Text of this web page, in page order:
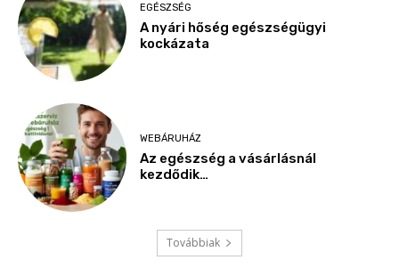
EGÉSZSÉG
A nyári hőség egészségügyi
kockázata
WEBÁRUHÁZ
Az egészség a vásárlásnál
kezdődik…
Továbbiak